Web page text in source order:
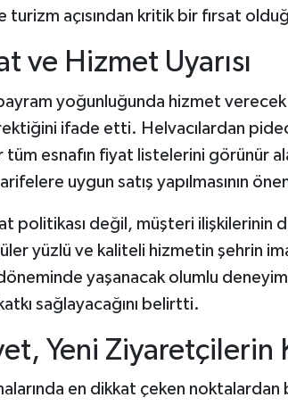
turizm açısından kritik bir fırsat
ve Hizmet Uyarısı
yoğunluğunda hizmet
ifade etti. Helvacılardan
tüm esnafın fiyat listelerini görünür
uygun satış yapılmasının
politikası değil, müşteri ilişkilerinin
yüzlü ve kaliteli hizmetin şehrin
yaşanacak olumlu
sağlayacağını belirtti.
Yeni Ziyaretçilerin
en dikkat çeken